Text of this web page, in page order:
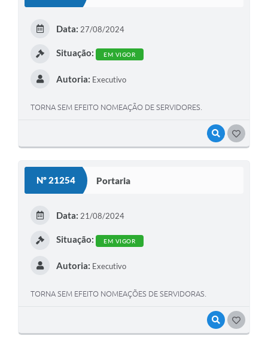
VISUALIZAR
Data: 27/08/2024
Situação: EM VIGOR
Autoria: Executivo
TORNA SEM EFEITO NOMEAÇÃO DE SERVIDORES.
Nº 21254 Portaria
VISUALIZAR
Data: 21/08/2024
Situação: EM VIGOR
Autoria: Executivo
TORNA SEM EFEITO NOMEAÇÕES DE SERVIDORAS.